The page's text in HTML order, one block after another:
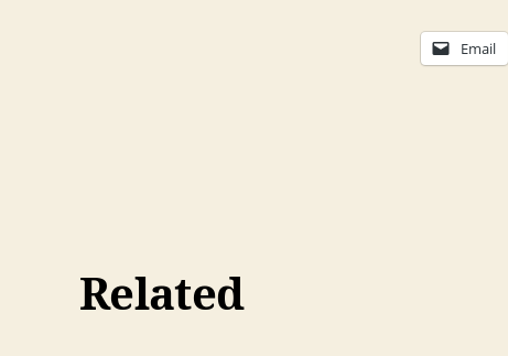
Email
Related